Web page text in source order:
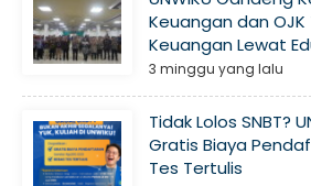
Keuangan dan
Keuangan Lewat
3 minggu yang lalu
Tidak Lolos SNBT?
Gratis Biaya
Tes Tertulis